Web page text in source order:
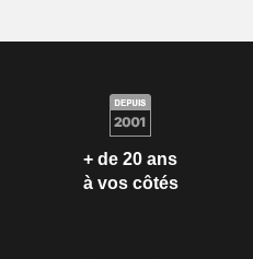
+ de 20 ans
à vos côtés